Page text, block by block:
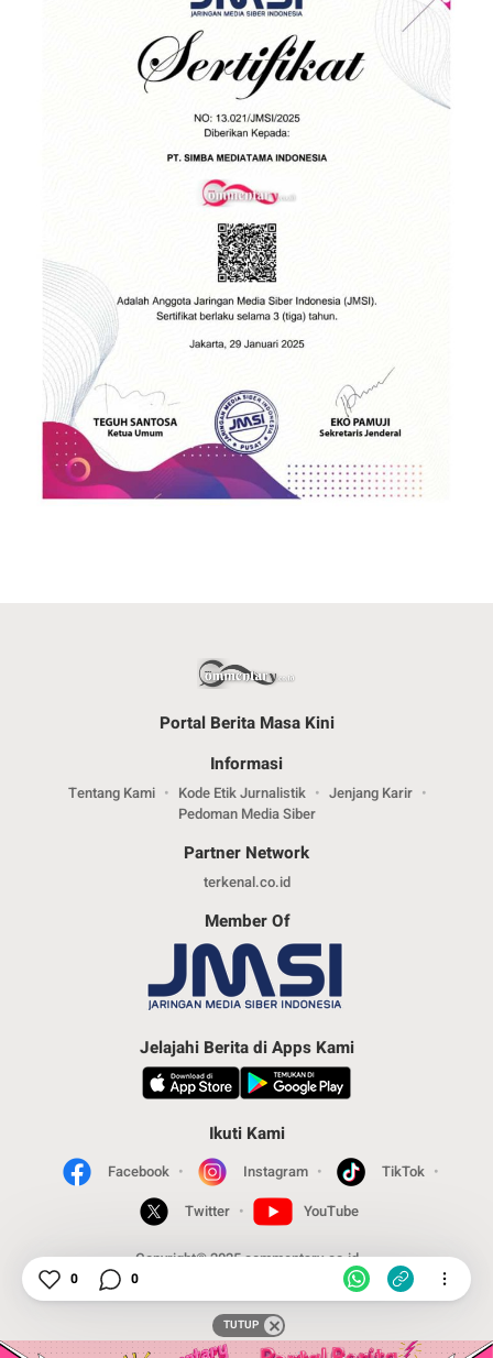
Portal Berita Masa Kini
Informasi
Tentang Kami Kode Etik Jurnalistik
Jenjang Karir
Pedoman Media Siber
Partner Network
terkenal.co.id
Member Of
Jelajahi Berita di Apps Kami
Ikuti Kami
Facebook Instagram
TikTok
Twitter
YouTube
Copyright© 2025 commentary.co.id
0 0
TUTUP